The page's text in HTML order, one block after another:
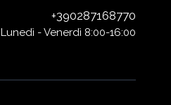
+390287168770
Lunedì - Venerdì 8:00-16:00